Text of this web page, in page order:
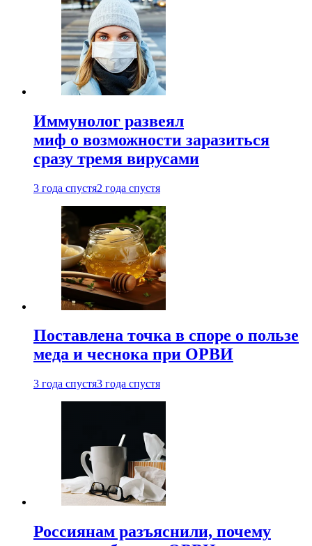
Иммунолог развеял
миф о возможности заразиться
сразу тремя вирусами
3 года спустя2 года спустя
Поставлена точка в споре о пользе
меда и чеснока при ОРВИ
3 года спустя3 года спустя
Россиянам разъяснили, почему